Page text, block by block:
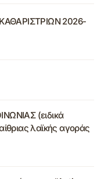
2026-
(ειδικά
λαϊκής αγοράς